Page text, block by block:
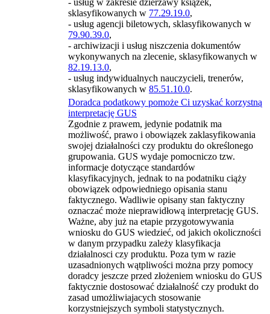
- usług w zakresie dzierżawy książek,
sklasyfikowanych w 77.29.19.0,
- usług agencji biletowych, sklasyfikowanych w
79.90.39.0,
- archiwizacji i usług niszczenia dokumentów
wykonywanych na zlecenie, sklasyfikowanych w
82.19.13.0,
- usług indywidualnych nauczycieli, trenerów,
sklasyfikowanych w 85.51.10.0.
Doradca podatkowy pomoże Ci uzyskać korzystną
interpretację GUS
Zgodnie z prawem, jedynie podatnik ma
możliwość, prawo i obowiązek zaklasyfikowania
swojej działalności czy produktu do określonego
grupowania. GUS wydaje pomocniczo tzw.
informacje dotyczące standardów
klasyfikacyjnych, jednak to na podatniku ciąży
obowiązek odpowiedniego opisania stanu
faktycznego. Wadliwie opisany stan faktyczny
oznaczać może nieprawidłową interpretację GUS.
Ważne, aby już na etapie przygotowywania
wniosku do GUS wiedzieć, od jakich okoliczności
w danym przypadku zależy klasyfikacja
działalnosci czy produktu. Poza tym w razie
uzasadnionych wątpliwości można przy pomocy
doradcy jeszcze przed złożeniem wniosku do GUS
faktycznie dostosować działalność czy produkt do
zasad umożliwiajacych stosowanie
korzystniejszych symboli statystycznych.